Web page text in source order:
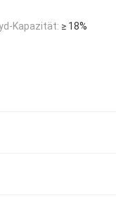
Kapazität: ≥ 18%